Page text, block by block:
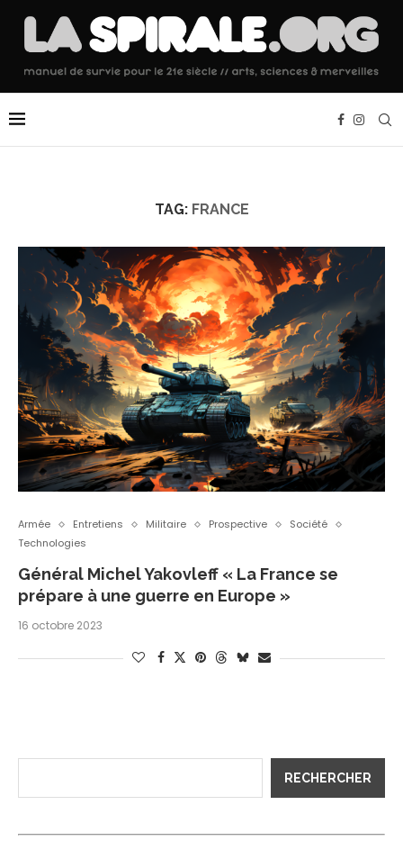
TAG: FRANCE
Armée Entretiens Militaire Prospective
Société
Technologies
Général Michel Yakovleff « La France se
prépare à une guerre en Europe »
16 octobre 2023
RECHERCHER